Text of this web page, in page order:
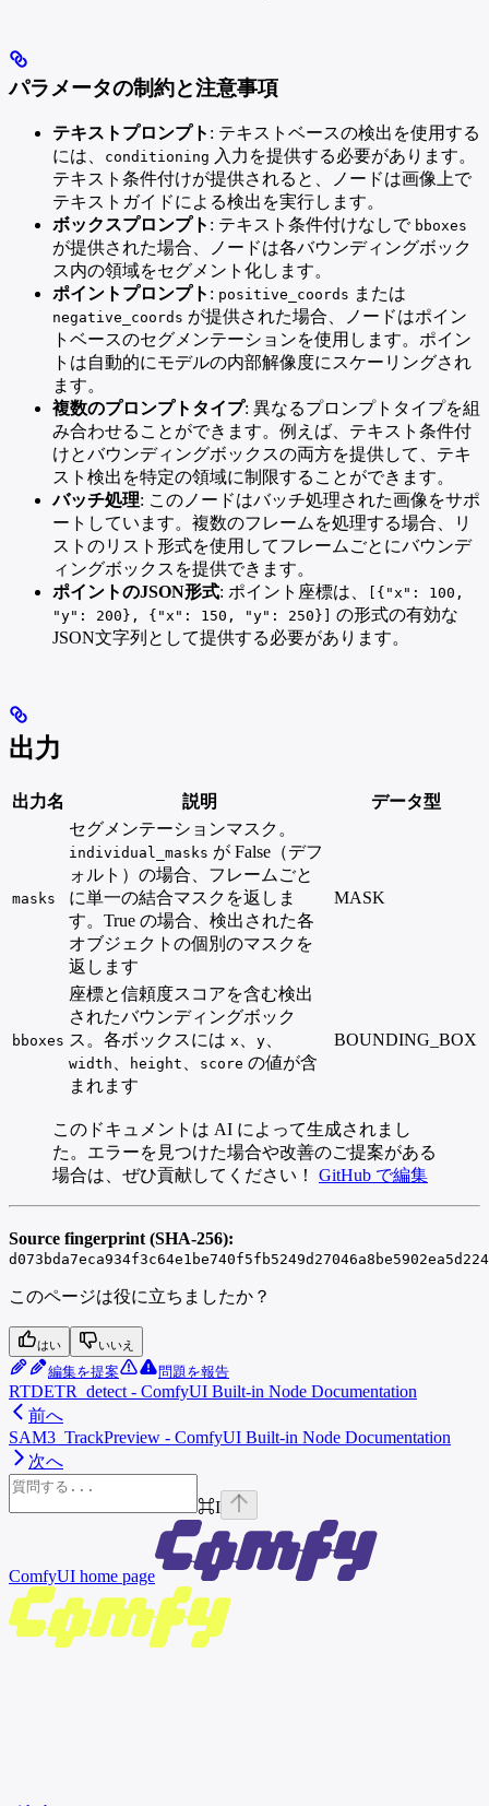
パラメータの制約と注意事項
テキストプロンプト : テキストベースの検出を使用する
には、
conditioning 入力を提供する必要があります。
テキスト条件付けが提供されると、ノードは画像上で
テキストガイドによる検出を実行します。
ボックスプロンプト : テキスト条件付けなしで bboxes
が提供された場合、ノードは各バウンディングボック
ス内の領域をセグメント化します。
ポイントプロンプト : positive_coords または
negative_coords が提供された場合、ノードはポイン
トベースのセグメンテーションを使用します。ポイン
トは自動的にモデルの内部解像度にスケーリングされ
ます。
複数のプロンプトタイプ: 異なるプロンプトタイプを組
み合わせることができます。例えば、テキスト条件付
けとバウンディングボックスの両方を提供して、テキ
スト検出を特定の領域に制限することができます。
バッチ処理: このノードはバッチ処理された画像をサポ
ートしています。複数のフレームを処理する場合、リ
ストのリスト形式を使用してフレームごとにバウンデ
ィングボックスを提供できます。
ポイントのJSON形式: ポイント座標は、
[{"x": 100,
"y": 200}, {"x": 150, "y": 250}]
の形式の有効な
JSON文字列として提供する必要があります。
出力
出力名 説明 データ型
masks
セグメンテーションマスク。
individual_masks が False（デフ
ォルト）の場合、フレームごと
に単一の結合マスクを返しま
す。True の場合、検出された各
オブジェクトの個別のマスクを
返します
MASK
bboxes
座標と信頼度スコアを含む検出
されたバウンディングボック
ス。各ボックスには x y
width height score の値が含
まれます
BOUNDING_BOX
このドキュメントは AI によって生成されまし
た。エラーを見つけた場合や改善のご提案がある
場合は、ぜひ貢献してください！ GitHub で編集
Source fingerprint (SHA-256):
このページは役に立ちましたか？
はい いいえ
編集を提案 問題を報告
RTDETR_detect - ComfyUI Built-in Node Documentation
前へ
SAM3_TrackPreview - ComfyUI Built-in Node Documentation
次へ
⌘I
ComfyUI home page